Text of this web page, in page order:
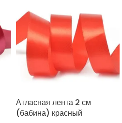
Атласная лента 2 см
(бабина) красный